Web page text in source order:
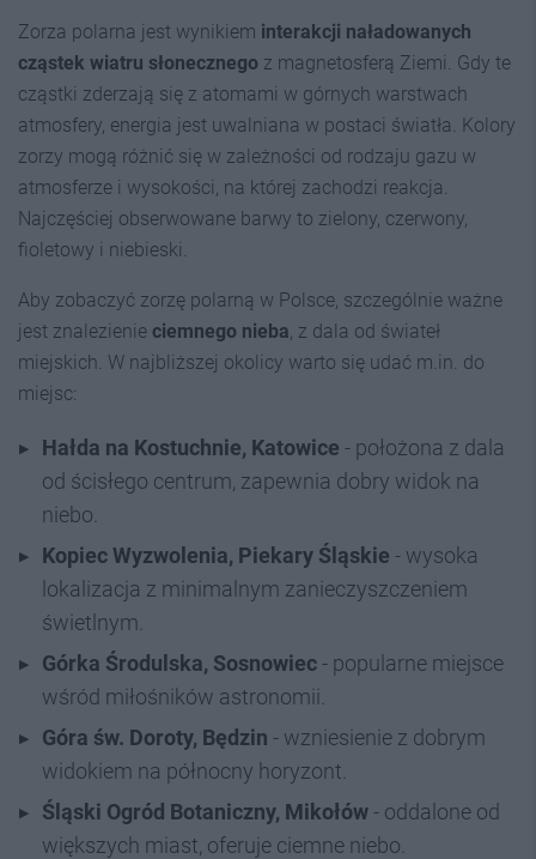
Zorza polarna jest wynikiem interakcji naładowanych
cząstek wiatru słonecznego z magnetosferą Ziemi. Gdy te
cząstki zderzają się z atomami w górnych warstwach
atmosfery, energia jest uwalniana w postaci światła. Kolory
zorzy mogą różnić się w zależności od rodzaju gazu w
atmosferze i wysokości, na której zachodzi reakcja.
Najczęściej obserwowane barwy to zielony, czerwony,
fioletowy i niebieski.
Aby zobaczyć zorzę polarną w Polsce, szczególnie ważne
jest znalezienie ciemnego nieba, z dala od świateł
miejskich. W najbliższej okolicy warto się udać m.in. do
miejsc:
Hałda na Kostuchnie, Katowice - położona z dala
od ścisłego centrum, zapewnia dobry widok na
niebo.
Kopiec Wyzwolenia, Piekary Śląskie - wysoka
lokalizacja z minimalnym zanieczyszczeniem
świetlnym.
Górka Środulska, Sosnowiec- popularne miejsce
wśród miłośników astronomii.
Góra św. Doroty, Będzin - wzniesienie z dobrym
widokiem na północny horyzont.
Śląski Ogród Botaniczny, Mikołów- oddalone od
większych miast, oferuje ciemne niebo.